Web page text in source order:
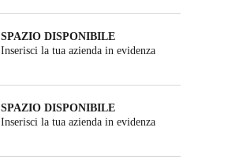
SPAZIO DISPONIBILE
Inserisci la tua azienda in evidenza
SPAZIO DISPONIBILE
Inserisci la tua azienda in evidenza